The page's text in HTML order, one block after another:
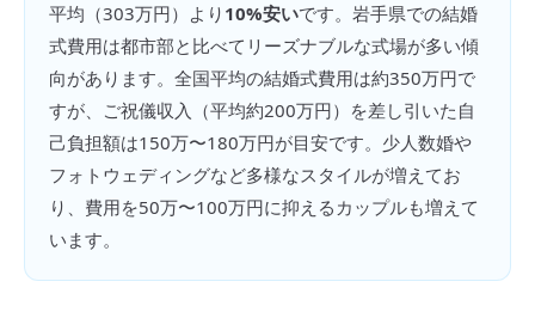
平均（303万円）より 10%安いです。 岩手県での結婚
式費用は都市部と比べてリーズナブルな式場が多い傾
向があります。全国平均の結婚式費用は約350万円で
すが、ご祝儀収入（平均約200万円）を差し引いた自
己負担額は150万〜180万円が目安です。少人数婚や
フォトウェディングなど多様なスタイルが増えてお
り、費用を50万〜100万円に抑えるカップルも増えて
います。